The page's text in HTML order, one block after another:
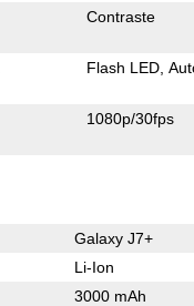
Contraste
Flash LED
1080p/30fps
Galaxy J7+
Li-Ion
3000 mAh